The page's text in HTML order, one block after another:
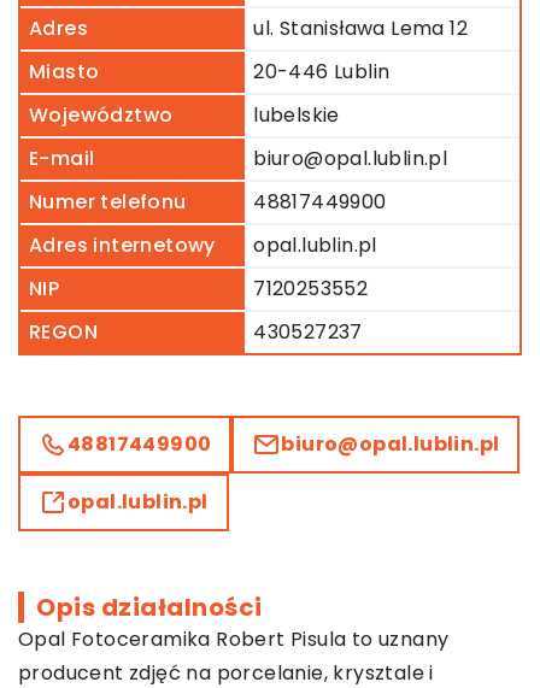
Adres
ul. Stanisława Lema 12
Miasto
20-446 Lublin
Województwo
lubelskie
E-mail
biuro@opal.lublin.pl
Numer telefonu
48817449900
Adres internetowy
opal.lublin.pl
NIP
7120253552
REGON
430527237
48817449900 biuro@opal.lublin.pl
opal.lublin.pl
Opis działalności
Opal Fotoceramika Robert Pisula to uznany
producent zdjęć na porcelanie, krysztale i